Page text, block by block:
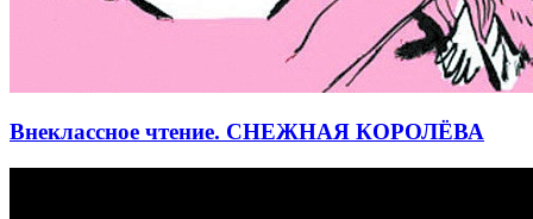
Внеклассное чтение. СНЕЖНАЯ КОРОЛЁВА